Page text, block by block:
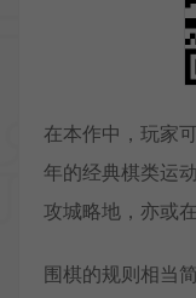
在本作中，玩家
年的经典棋类运
攻城略地，亦或
围棋的规则相当